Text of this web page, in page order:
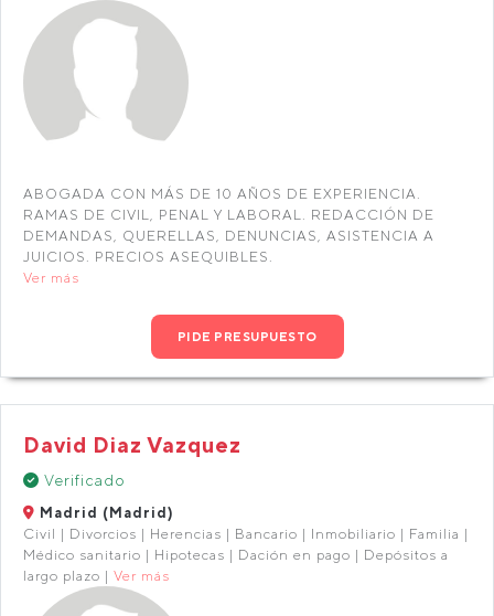
ABOGADA CON MÁS DE 10 AÑOS DE EXPERIENCIA.
RAMAS DE CIVIL, PENAL Y LABORAL. REDACCIÓN DE
DEMANDAS, QUERELLAS, DENUNCIAS, ASISTENCIA A
JUICIOS. PRECIOS ASEQUIBLES.
Ver más
PIDE PRESUPUESTO
David Diaz Vazquez
Verificado
Madrid (Madrid)
Civil | Divorcios | Herencias | Bancario | Inmobiliario | Familia |
Médico sanitario | Hipotecas | Dación en pago | Depósitos a
largo plazo | Ver más